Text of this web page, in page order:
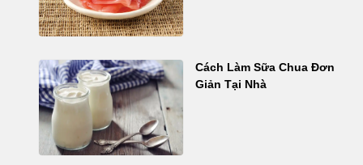
Cách Làm Sữa Chua Đơn
Giản Tại Nhà